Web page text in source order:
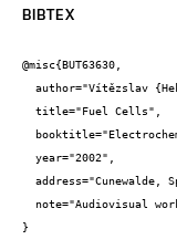
BIBTEX
@misc{BUT63630,
}